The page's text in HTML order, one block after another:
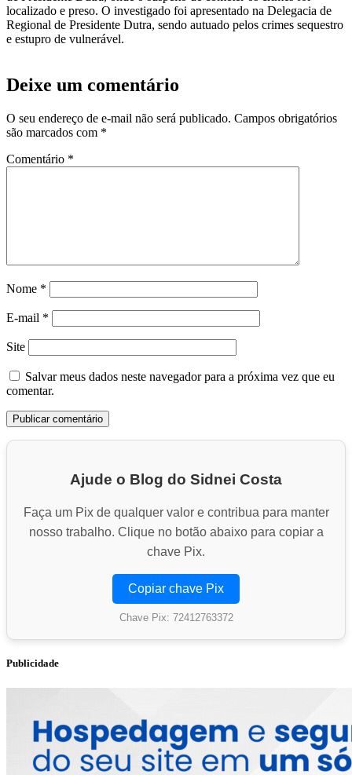
localizado e preso. O investigado foi apresentado na Delegacia de
Regional de Presidente Dutra, sendo autuado pelos crimes sequestro
e estupro de vulnerável.
Deixe um comentário
O seu endereço de e-mail não será publicado. Campos obrigatórios
são marcados com *
Comentário *
Nome *
E-mail *
Site
Salvar meus dados neste navegador para a próxima vez que eu
comentar.
Ajude o Blog do Sidnei Costa
Faça um Pix de qualquer valor e contribua para manter
nosso trabalho. Clique no botão abaixo para copiar a
chave Pix.
Copiar chave Pix
Chave Pix: 72412763372
Publicidade